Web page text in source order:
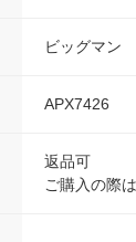
ビッグマン
APX7426
返品可
ご購入の際